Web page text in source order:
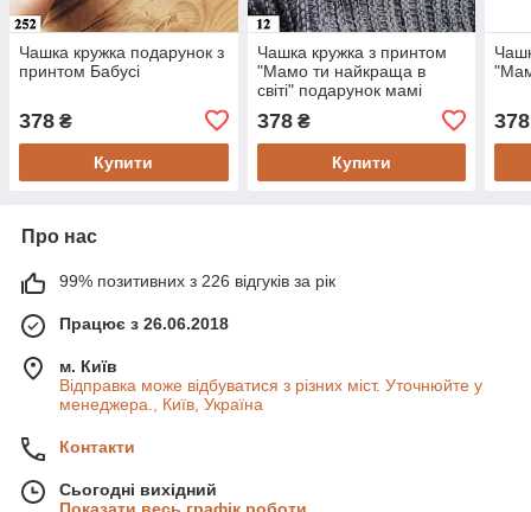
Чашка кружка подарунок з
принтом Бабусі
378 ₴
Купити
Чашка кружка з принтом
"Мамо ти найкраща в
світі" подарунок мамі
378₴
Купити
378
Про нас
99% позитивних з 226 відгуків за рік
Працює з 26.06.2018
м. Київ
Відправка може відбуватися з різних міст. Уточнюйте у
менеджера., Київ, Україна
Контакти
Сьогодні вихідний